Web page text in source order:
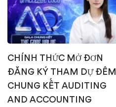
CHÍNH THỨC MỞ ĐƠN
ĐĂNG KÝ THAM DỰ ĐÊM
CHUNG KẾT AUDITING
AND ACCOUNTING